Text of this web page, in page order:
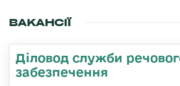
ВАКАНСІЇ
Діловод служби
забезпечення